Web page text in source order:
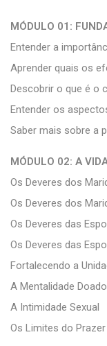
MÓDULO 01:
Entender a
Aprender quais os
Descobrir o que é o
Entender os
Saber mais sobre a
MÓDULO 02: A
Os Deveres dos
Os Deveres dos
Os Deveres das
Os Deveres das
Fortalecendo a
A Mentalidade
A Intimidade Sexual
Os Limites do Prazer